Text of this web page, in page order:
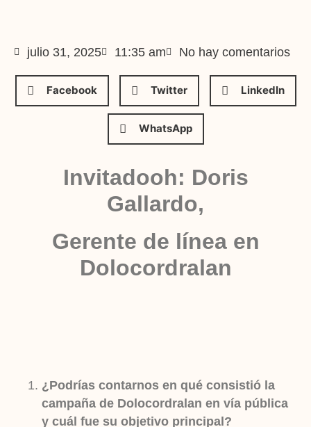
julio 31, 2025 11:35 am No hay comentarios
Facebook Twitter LinkedIn
WhatsApp
Invitadooh: Doris
Gallardo,
Gerente de línea en
Dolocordralan
¿Podrías contarnos en qué consistió la
campaña de Dolocordralan en vía pública
y cuál fue su objetivo principal?